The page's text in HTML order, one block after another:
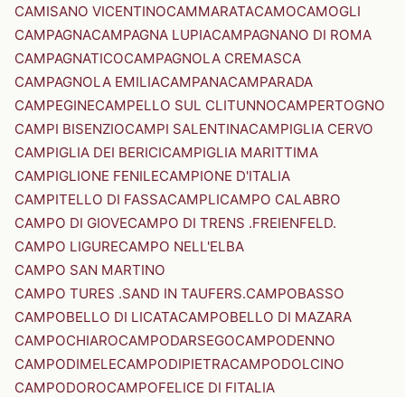
CAMISANO VICENTINOCAMMARATACAMOCAMOGLI
CAMPAGNACAMPAGNA LUPIACAMPAGNANO DI ROMA
CAMPAGNATICOCAMPAGNOLA CREMASCA
CAMPAGNOLA EMILIACAMPANACAMPARADA
CAMPEGINECAMPELLO SUL CLITUNNOCAMPERTOGNO
CAMPI BISENZIOCAMPI SALENTINACAMPIGLIA CERVO
CAMPIGLIA DEI BERICICAMPIGLIA MARITTIMA
CAMPIGLIONE FENILECAMPIONE D'ITALIA
CAMPITELLO DI FASSACAMPLICAMPO CALABRO
CAMPO DI GIOVECAMPO DI TRENS .FREIENFELD.
CAMPO LIGURECAMPO NELL'ELBA
CAMPO SAN MARTINO
CAMPO TURES .SAND IN TAUFERS.CAMPOBASSO
CAMPOBELLO DI LICATACAMPOBELLO DI MAZARA
CAMPOCHIAROCAMPODARSEGOCAMPODENNO
CAMPODIMELECAMPODIPIETRACAMPODOLCINO
CAMPODOROCAMPOFELICE DI FITALIA